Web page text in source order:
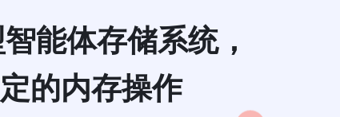
能体存储系统，
的内存操作